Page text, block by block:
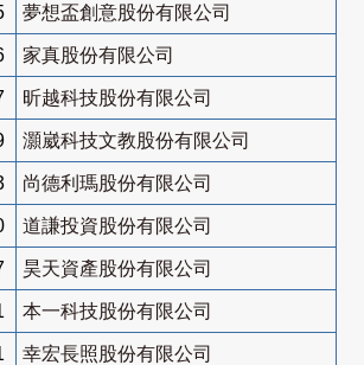
夢想盃創意股份有限公司
家真股份有限公司
昕越科技股份有限公司
灝崴科技文教股份有限公司
尚德利瑪股份有限公司
道謙投資股份有限公司
昊天資產股份有限公司
本一科技股份有限公司
幸宏長照股份有限公司